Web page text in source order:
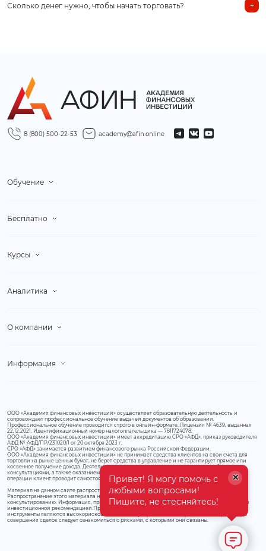
Сколько денег нужно, чтобы начать торговать?
8 (800) 500-22-53 academy@afin.online
Обучение
Бесплатно
Курсы
Аналитика
О компании
Информация
ООО «Академия финансовых инвестиций» осуществляет образовательную деятельность и
сопровождает профессиональное обучение выдачей документов об образовании.
Профессиональное обучение проводится строго в онлайн-формате. Лицензия № 4639, выданная
22.12.2021. Идентификационный номер налогоплательщика — 7811724078.
ООО «Академия финансовых инвестиций» имеет аккредитацию СРО «АФД», приказ руководителя
АФД № АФД/ПР/231020/1 от 20 октября 2023 г.
СРО «АФД» занимается развитием финансового рынка Российской Федерации.
ООО «Академия финансовых инвестиций» не принимает средства клиентов на свои счета для
торговли на рынке ценных бумаг, не берет средства в управление и не гарантирует прямое или
косвенное получение дохода. Деятельность организации строго ограничивается обучением,
консультациями, а также оказанием информационной и аналитической поддержки. Торговые
операции клиент проводит самостоятельно, на своем торговом счете.
Материал на данном сайте распространяется исключительно для информационных целей.
Распространение этого материала не является деятельностью по инвестиционному
консультированию. Информация, приведенная в этом материале, не является индивидуальной
инвестиционной рекомендацией.Предлагаемые к заключению договоры или финансовые
инструменты являются высокорискованными и могут привести к потере денежных средств. До
совершения сделок следует ознакомиться с рисками, с которыми они связаны.
Привет! Я могу помочь с
любыми вопросами!
Пишите, не стесняйтесь!
×